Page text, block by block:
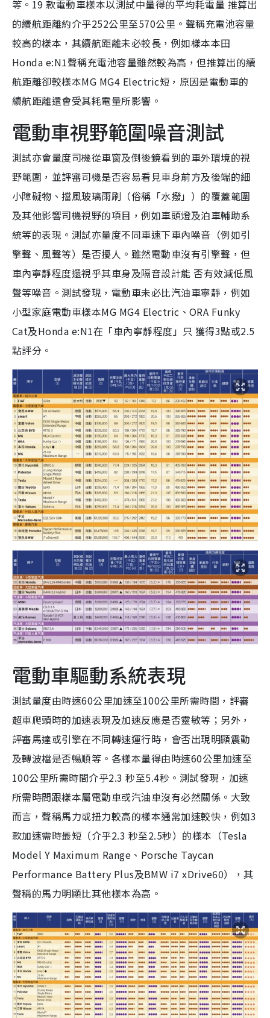
等。19 款電動車樣本以測試中量得的平均耗電量 推算出
的續航距離約介乎252公里至570公里。聲稱充電池容量
較高的樣本，其續航距離未必較長，例如樣本本田
Honda e:N1聲稱充電池容量雖然較為高，但推算出的續
航距離卻較樣本MG MG4 Electric短，原因是電動車的
續航距離還會受其耗電量所影響。
電動車視野範圍噪音測試
測試亦會量度司機從車窗及倒後鏡看到的車外環境的視
野範圍，並評審司機是否容易看見車身前方及後端的細
小障礙物、擋風玻璃雨刷（俗稱「水撥」）的覆蓋範圍
及其他影響司機視野的項目，例如車頭燈及泊車輔助系
統等的表現。測試亦量度不同車速下車內噪音（例如引
擎聲、風聲等）是否擾人。雖然電動車沒有引擎聲，但
車內寧靜程度還視乎其車身及隔音設計能 否有效減低風
聲等噪音。測試發現，電動車未必比汽油車寧靜，例如
小型家庭電動車樣本MG MG4 Electric、ORA Funky
Cat及Honda e:N1在「車內寧靜程度」只 獲得3點或2.5
點評分。
電動車驅動系統表現
測試量度由時速60公里加速至100公里所需時間，評審
超車爬頭時的加速表現及加速反應是否靈敏等；另外，
評審馬達或引擎在不同轉速運行時，會否出現明顯震動
及轉波檔是否暢順等。各樣本量得由時速60公里加速至
100公里所需時間介乎2.3 秒至5.4秒。測試發現，加速
所需時間跟樣本屬電動車或汽油車沒有必然關係。大致
而言，聲稱馬力或扭力較高的樣本通常加速較快，例如3
款加速需時最短（介乎2.3 秒至2.5秒）的樣本（Tesla
Model Y Maximum Range、Porsche Taycan
Performance Battery Plus及BMW i7 xDrive60），其
聲稱的馬力明顯比其他樣本為高。